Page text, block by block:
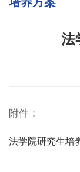
法
附件：
法学院研究生培